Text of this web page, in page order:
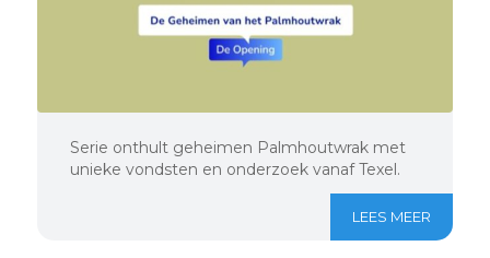
Serie onthult geheimen Palmhoutwrak met
unieke vondsten en onderzoek vanaf Texel.
LEES MEER